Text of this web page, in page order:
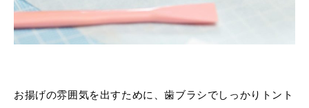
お揚げの雰囲気を出すために、歯ブラシでしっかりトント